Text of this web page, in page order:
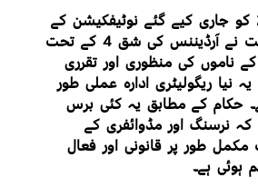
13 جنوری 2026 کو جاری کیے گئے نوٹیفکیشن کے
ذریعے وزارتِ صحت نے آرڈیننس کی شق 4 کے تحت
ناموں کی منظوری اور تقرری
ریگولیٹری ادارہ عملی طور
حکام کے مطابق یہ کئی برس
کہ نرسنگ اور مڈوائفری کے
طور پر قانونی اور فعال
ہوئی ہے۔